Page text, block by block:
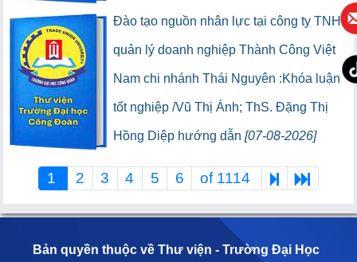
(1) (Lượt lưu thông:0) (0) (Lượt truy cập:0)
Đào tạo nguồn nhân lực tại công ty TNHH
quản lý doanh nghiệp Thành Công Việt
Nam chi nhánh Thái Nguyên :Khóa luận
tốt nghiệp /Vũ Thị Ánh; ThS. Đặng Thị
Hồng Diệp hướng dẫn [07-08-2026]
(1) (Lượt lưu thông:0) (0) (Lượt truy cập:0)
1 2 3 4 5 6 of 1114
Bản quyền thuộc về Thư viện - Trường Đại Học